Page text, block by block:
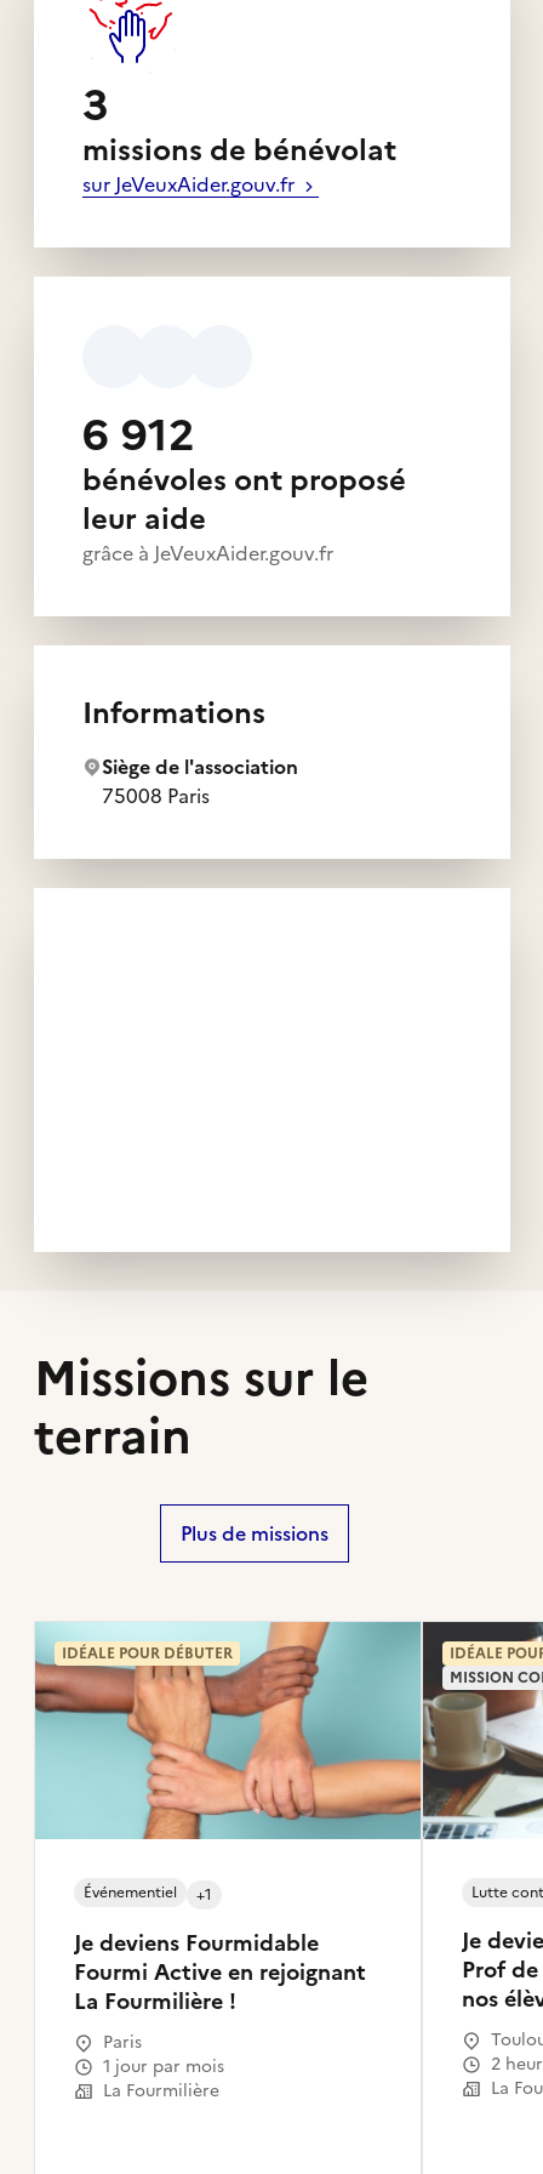
3
missions de bénévolat
sur JeVeuxAider.gouv.fr
6 912
bénévoles ont proposé
leur aide
grâce à JeVeuxAider.gouv.fr
Informations
Siège de l'association
75008 Paris
Missions sur le
terrain
Plus de missions
Je deviens Fourmidable
Fourmi Active en rejoignant
La Fourmilière !
Événementiel +1
Paris
1 jour par mois
La Fourmilière
IDÉALE POUR DÉBUTER
Je
Prof
nos
Lutte
2
La
IDÉALE
MISSION